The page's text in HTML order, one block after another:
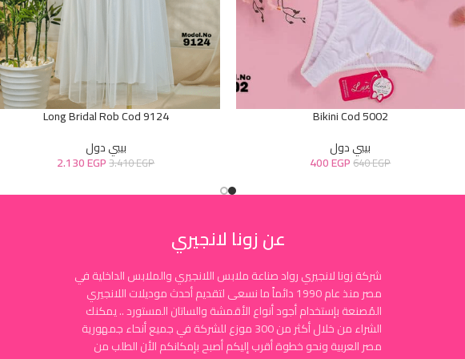
Bikini Cod 5002
بيبي دول
640EGP
400EGP
Long Bridal Rob Cod 9124
بيبي دول
3.410EGP
2.130EGP
عن زونا لانجيري
شركة زونا لانجيري رواد صناعة ملابس اللانجيري والملابس الداخلية في
مصر منذ عام 1990 دائماً ما نسعى لتقديم أحدث موديلات اللانجيري
المُصنعة بإستخدام أجود أنواع الأقمشة والساتان المستورد .. يمكنك
الشراء من خلال أكثر من 300 موزع للشركة في جميع أنحاء جمهورية
مصر العربية ونحو خطوة أقرب إليكم أصبح بإمكانكم الأن الطلب من